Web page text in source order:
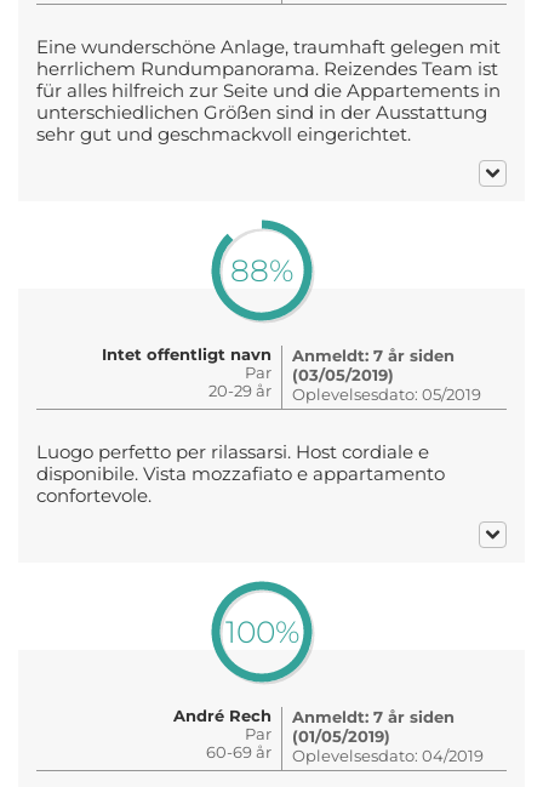
Eine wunderschöne Anlage, traumhaft gelegen mit
herrlichem Rundumpanorama. Reizendes Team ist
für alles hilfreich zur Seite und die Appartements in
unterschiedlichen Größen sind in der Ausstattung
sehr gut und geschmackvoll eingerichtet.
88%
Intet offentligt navn
Par
20-29 år
Anmeldt: 7 år siden
(03/05/2019)
Oplevelsesdato: 05/2019
Luogo perfetto per rilassarsi. Host cordiale e
disponibile. Vista mozzafiato e appartamento
confortevole.
100%
André Rech
Par
60-69 år
Anmeldt: 7 år siden
(01/05/2019)
Oplevelsesdato: 04/2019